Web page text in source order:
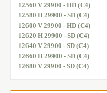
12560 V 29900 - HD (C4)
12580 H 29900 - SD (C4)
12600 V 29900 - HD (C4)
12620 H 29900 - SD (C4)
12640 V 29900 - SD (C4)
12660 H 29900 - SD (C4)
12680 V 29900 - SD (C4)